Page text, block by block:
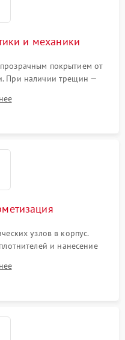
и механики
покрытием от
При наличии трещин —
или замена пружин и
ввода поправок для
узлов в корпус.
и нанесение
— вакуумирование и
исключения запотевания